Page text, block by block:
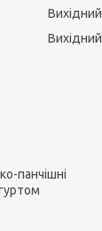
Вихідний
Вихідний
панчішні